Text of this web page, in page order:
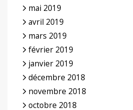
mai 2019
avril 2019
mars 2019
février 2019
janvier 2019
décembre 2018
novembre 2018
octobre 2018